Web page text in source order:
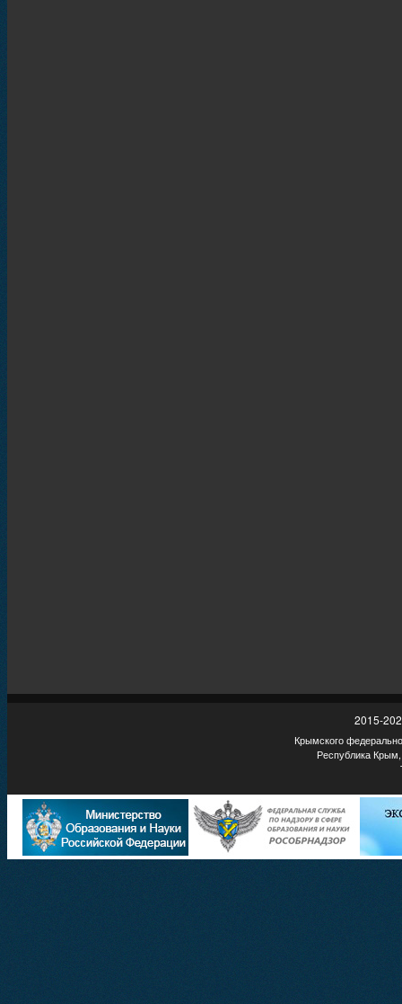
2015-
Крымского
Республика